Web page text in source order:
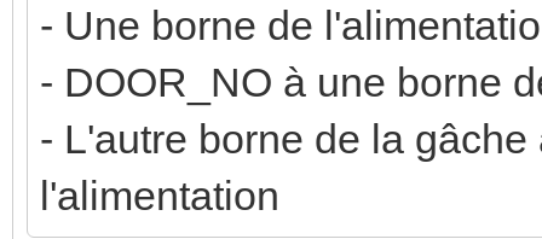
- Une borne de
- DOOR_NO à une borne
- L'autre borne de la
l'alimentation